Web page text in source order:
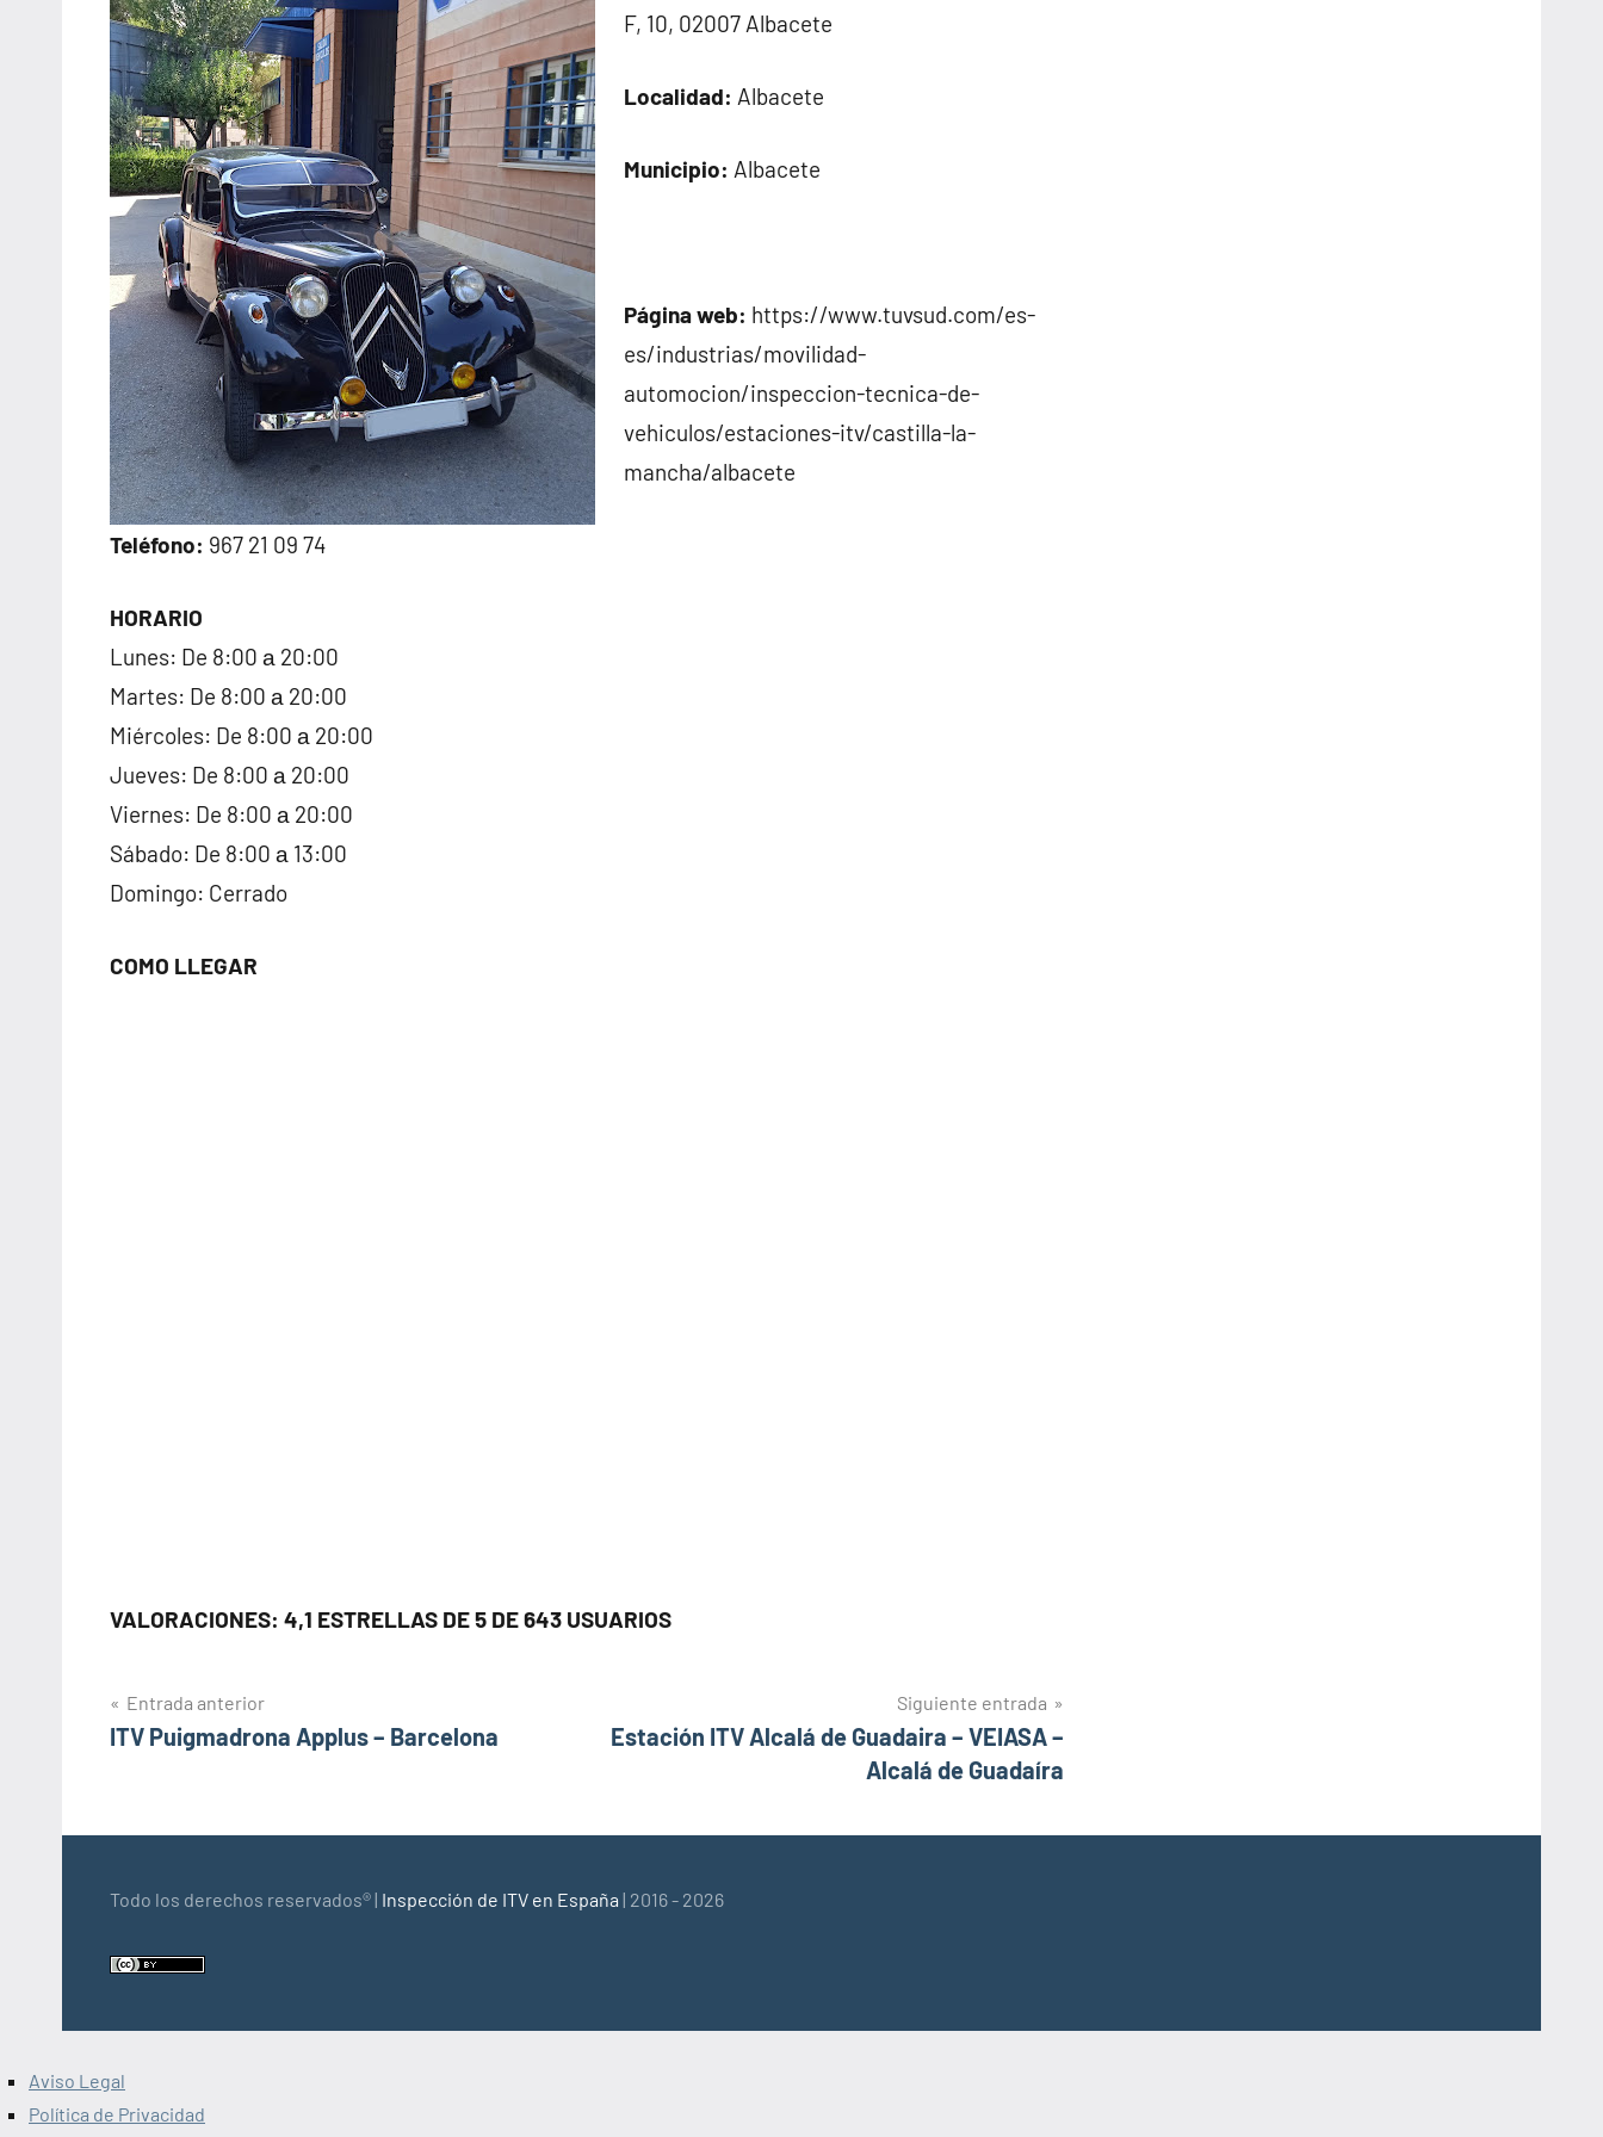
F, 10, 02007 Albacete
Localidad: Albacete
Municipio: Albacete
Página web: https://www.tuvsud.com/es-
es/industrias/movilidad-
automocion/inspeccion-tecnica-de-
vehiculos/estaciones-itv/castilla-la-
mancha/albacete
Teléfono: 967 21 09 74
HORARIO
Lunes: De 8:00 а 20:00
Martes: De 8:00 а 20:00
Miércoles: De 8:00 а 20:00
Jueves: De 8:00 а 20:00
Viernes: De 8:00 а 20:00
Sábado: De 8:00 а 13:00
Domingo: Cerrado
COMO LLEGAR
VALORACIONES: 4,1 ESTRELLAS DE 5 DE 643 USUARIOS
Navegación
de
Entrada anterior
ITV Puigmadrona Applus – Barcelona
Siguiente entrada
Estación ITV Alcalá de Guadaira – VEIASA –
Alcalá de Guadaíra
Todo los derechos reservados® | Inspección de ITV en España | 2016 - 2026
Aviso Legal
Política de Privacidad